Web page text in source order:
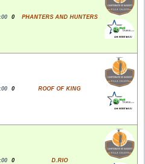
0 PHANTERS AND HUNTERS
0 ROOF OF KING
0 D.RIO